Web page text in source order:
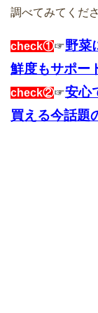
調べてみてくだ
check①☞野菜
鮮度もサポー
check②☞安心
買える今話題